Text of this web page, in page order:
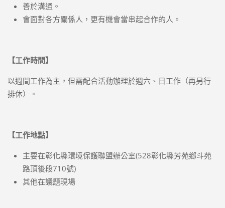
善於溝通。
會面對各方關係人，更有機會當串起合作的人。
【工作時間】
以週間工作為主，但需配合活動辦理於週六、日工作（再另行
排休）。
【工作地點】
主要在彰化縣環境保護聯盟辦公室(528彰化縣芳苑鄉斗苑
路頂後段710號)
其他在議題現場